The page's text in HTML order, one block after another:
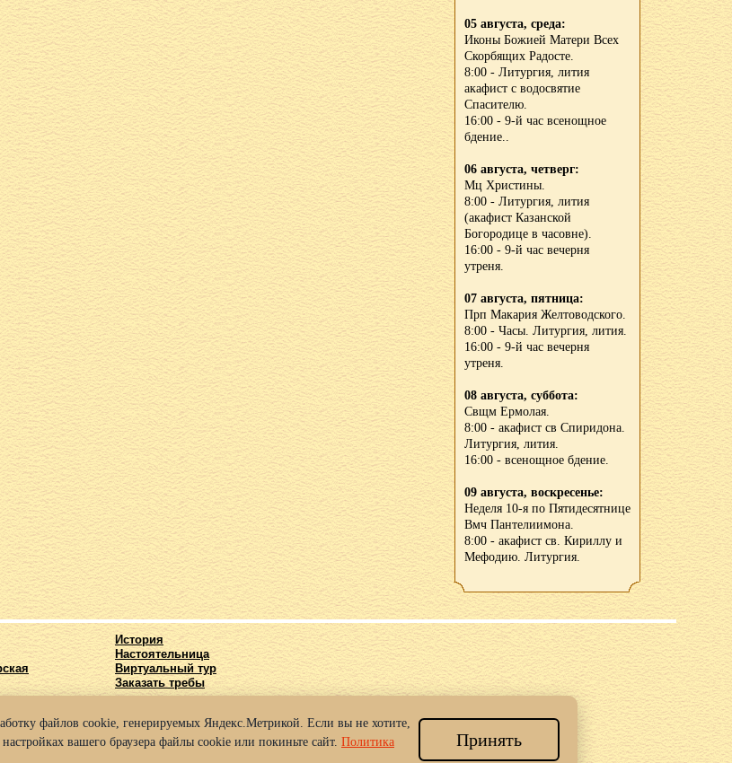
05 августа, среда:
Иконы Божией Матери Всех
Скорбящих Радосте.
8:00 - Литургия, лития
акафист с водосвятие
Спасителю.
16:00 - 9-й час всенощное
бдение..
06 августа, четверг:
Мц Христины.
8:00 - Литургия, лития
(акафист Казанской
Богородице в часовне).
16:00 - 9-й час вечерня
утреня.
07 августа, пятница:
Прп Макария Желтоводского.
8:00 - Часы. Литургия, лития.
16:00 - 9-й час вечерня
утреня.
08 августа, суббота:
Свщм Ермолая.
8:00 - акафист св Спиридона.
Литургия, лития.
16:00 - всенощное бдение.
09 августа, воскресенье:
Неделя 10-я по Пятидесятнице
Вмч Пантелиимона.
8:00 - акафист св. Кириллу и
Мефодию. Литургия.
История
Настоятельница
Виртуальный тур
Заказать требы
подворье храма во имя Святых Кирилла и Мефодия г. Нижний Новгород.
файлов cookie, генерируемых Яндекс.Метрикой. Если вы не хотите,
вашего браузера файлы cookie или покиньте сайт. Политика
Принять